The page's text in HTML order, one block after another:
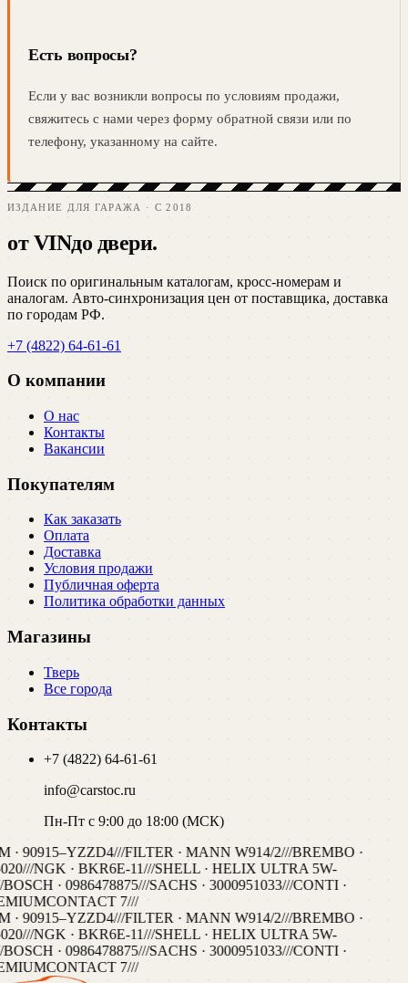
Есть вопросы?
Если у вас возникли вопросы по условиям продажи,
свяжитесь с нами через форму обратной связи или по
телефону, указанному на сайте.
ИЗДАНИЕ ДЛЯ ГАРАЖА · C 2018
от VINдо двери.
Поиск по оригинальным каталогам, кросс-номерам и
аналогам. Авто-синхронизация цен от поставщика, доставка
по городам РФ.
+7 (4822) 64-61-61
О компании
О нас
Контакты
Вакансии
Покупателям
Как заказать
Оплата
Доставка
Условия продажи
Публичная оферта
Политика обработки данных
Магазины
Тверь
Все города
Контакты
+7 (4822) 64-61-61
info@carstoc.ru
Пн-Пт с 9:00 до 18:00 (МСК)
· 90915–YZZD4///FILTER · MANN W914/2///BREMBO ·
///NGK · BKR6E-11///SHELL · HELIX ULTRA 5W-
BOSCH · 0986478875///SACHS · 3000951033///CONTI ·
7///
· 90915–YZZD4///FILTER · MANN W914/2///BREMBO ·
///NGK · BKR6E-11///SHELL · HELIX ULTRA 5W-
BOSCH · 0986478875///SACHS · 3000951033///CONTI ·
7///